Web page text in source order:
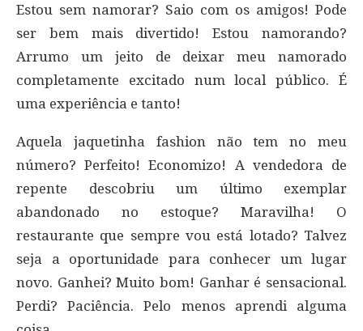
Estou sem namorar? Saio com os amigos! Pode
ser bem mais divertido! Estou namorando?
Arrumo um jeito de deixar meu namorado
completamente excitado num local público. É
uma experiência e tanto!
Aquela jaquetinha fashion não tem no meu
número? Perfeito! Economizo! A vendedora de
repente descobriu um último exemplar
abandonado no estoque? Maravilha! O
restaurante que sempre vou está lotado? Talvez
seja a oportunidade para conhecer um lugar
novo. Ganhei? Muito bom! Ganhar é sensacional.
Perdi? Paciência. Pelo menos aprendi alguma